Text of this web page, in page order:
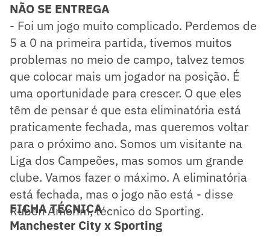
NÃO SE ENTREGA
- Foi um jogo muito complicado. Perdemos de
5 a 0 na primeira partida, tivemos muitos
problemas no meio de campo, talvez temos
que colocar mais um jogador na posição. É
uma oportunidade para crescer. O que eles
têm de pensar é que esta eliminatória está
praticamente fechada, mas queremos voltar
para o próximo ano. Somos um visitante na
Liga dos Campeões, mas somos um grande
clube. Vamos fazer o máximo. A eliminatória
está fechada, mas o jogo não está - disse
Ruben Amorim, técnico do Sporting.
FICHA TÉCNICA
Manchester City x Sporting